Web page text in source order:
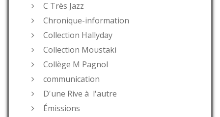
C Très Jazz
Chronique-information
Collection Hallyday
Collection Moustaki
Collège M Pagnol
communication
D'une Rive à l'autre
Émissions